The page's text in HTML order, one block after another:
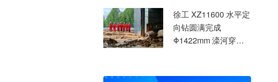
徐工 XZ11600 水平定
向钻圆满完成
Φ1422mm 滦河穿越